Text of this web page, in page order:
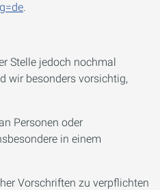
.
Stelle jedoch nochmal
wir besonders vorsichtig,
Personen oder
in einem
Vorschriften zu verpflichten